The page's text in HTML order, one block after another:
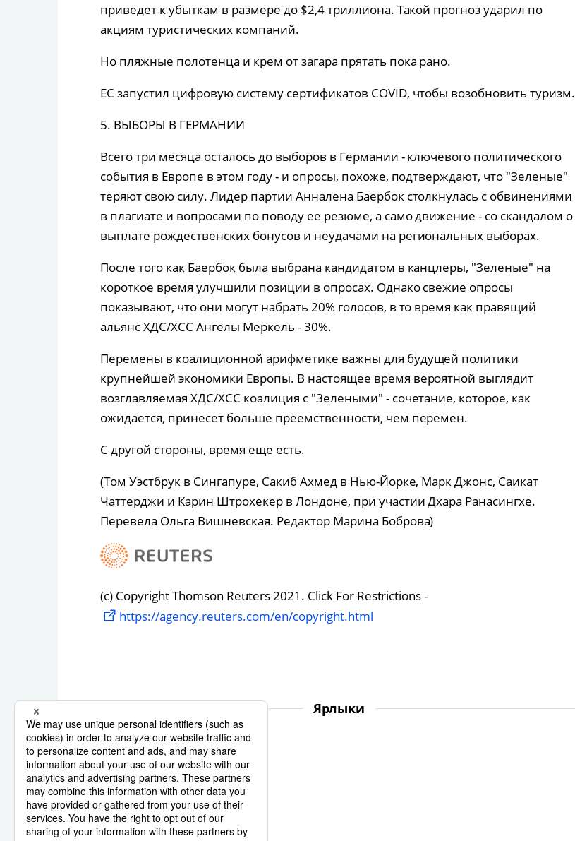
приведет к убыткам в размере до $2,4 триллиона. Такой прогноз ударил по
акциям туристических компаний.
Но пляжные полотенца и крем от загара прятать пока рано.
ЕС запустил цифровую систему сертификатов COVID, чтобы возобновить туризм.
5. ВЫБОРЫ В ГЕРМАНИИ
Всего три месяца осталось до выборов в Германии - ключевого политического
события в Европе в этом году - и опросы, похоже, подтверждают, что "Зеленые"
теряют свою силу. Лидер партии Анналена Баербок столкнулась с обвинениями
в плагиате и вопросами по поводу ее резюме, а само движение - со скандалом о
выплате рождественских бонусов и неудачами на региональных выборах.
После того как Баербок была выбрана кандидатом в канцлеры, "Зеленые" на
короткое время улучшили позиции в опросах. Однако свежие опросы
показывают, что они могут набрать 20% голосов, в то время как правящий
альянс ХДС/ХСС Ангелы Меркель - 30%.
Перемены в коалиционной арифметике важны для будущей политики
крупнейшей экономики Европы. В настоящее время вероятной выглядит
возглавляемая ХДС/ХСС коалиция с "Зелеными" - сочетание, которое, как
ожидается, принесет больше преемственности, чем перемен.
С другой стороны, время еще есть.
(Том Уэстбрук в Сингапуре, Сакиб Ахмед в Нью-Йорке, Марк Джонс, Саикат
Чаттерджи и Карин Штрохекер в Лондоне, при участии Дхара Ранасингхе.
Перевела Ольга Вишневская. Редактор Марина Боброва)
(c) Copyright Thomson Reuters 2021. Click For Restrictions -
https://agency.reuters.com/en/copyright.html
Ярлыки
Reuters Economy